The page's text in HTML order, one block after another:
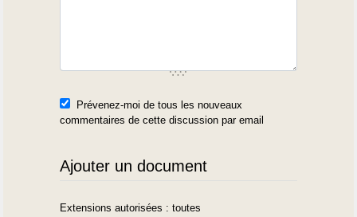
Prévenez-moi de tous les nouveaux
commentaires de cette discussion par email
Ajouter un document
Extensions autorisées : toutes